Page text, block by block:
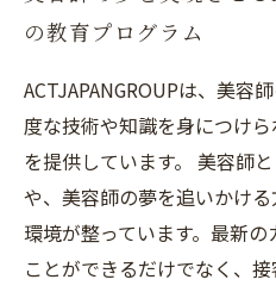
の教育プログラム
ACTJAPANGROUPは、美容
度な技術や知識を身につけ
を提供しています。 美容師
や、美容師の夢を追いかけ
環境が整っています。最新
ことができるだけでなく、